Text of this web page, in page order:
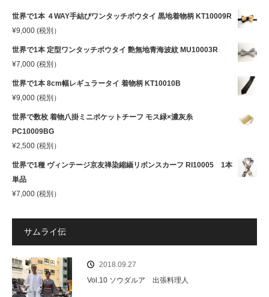
世界で1本 ４WAY手結びワンタッチボウタイ 黒地着物柄 KT10009R
¥9,000 (税別）
世界で1本 定型ワンタッチボウタイ 艶無地青海波紋 MU10003R
¥7,000 (税別）
世界で1本 8cm幅レギュラータイ 着物柄 KT10010B
¥9,000 (税別）
世界で数枚 着物八掛ミニポケットチーフ モス緑×濃灰糸
PC10009BG
¥2,500 (税別）
世界で1種 ヴィンテージ京友禅染縮緬リボンスカーフ RI10005 1本
単品
¥7,000 (税別）
サムライ伝
2018.09.27
Vol.10 ソウダルア 出張料理人